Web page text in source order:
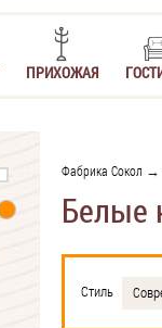
ПРИХОЖАЯ
Фабрика Сокол →
Белые
Стиль